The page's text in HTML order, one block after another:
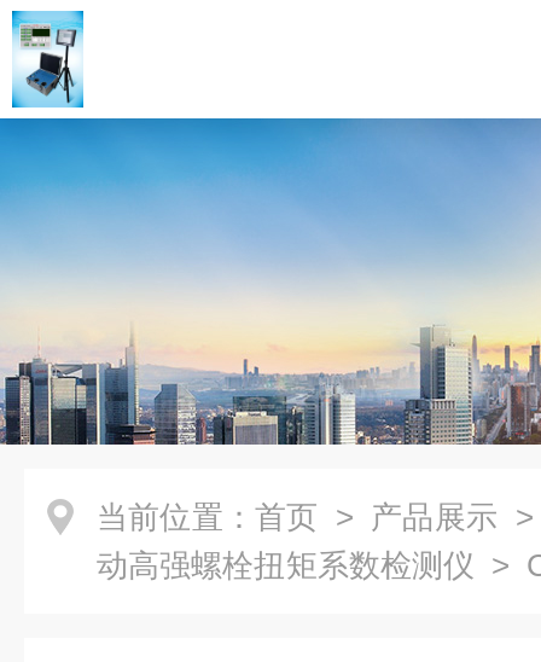
当前位置： 首页 > 产品展示
动高强螺栓扭矩系数检测仪 >